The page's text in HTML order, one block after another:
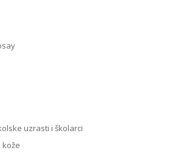
uzrasti i školarci
kože